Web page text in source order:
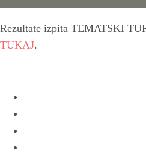
Rezultate izpita TEMATSKI
TUKAJ.